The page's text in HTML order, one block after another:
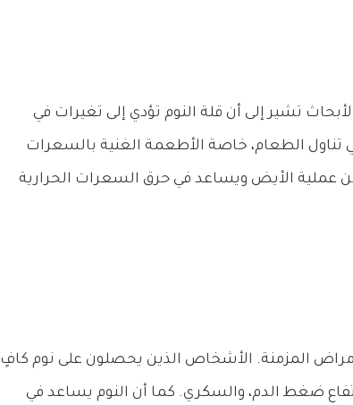
تشير إلى أن قلة النوم تؤدي إلى تغيرات في
تناول الطعام، خاصة الأطعمة الغنية بالسعرات
من عملية الأيض ويساعد في حرق السعرات الحرارية
المزمنة. الأشخاص الذين يحصلون على نوم كافٍ
ضغط الدم، والسكري. كما أن النوم يساعد في